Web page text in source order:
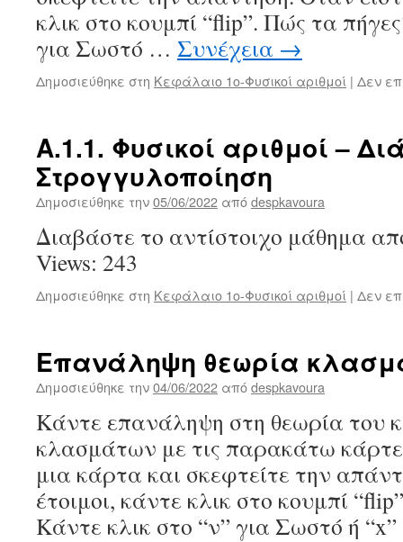
κλικ στο κουμπί “flip”. Πώς τα
για Σωστό … Συνέχεια →
Δημοσιεύθηκε στη Κεφάλαιο 1ο-Φυσικοί αριθμοί | Δεν
Α.1.1. Φυσικοί αριθμοί –
Στρογγυλοποίηση
Δημοσιεύθηκε την05/06/2022 απόdespkavoura
Διαβάστε το αντίστοιχο μάθημα
Views: 243
Δημοσιεύθηκε στη Κεφάλαιο 1ο-Φυσικοί αριθμοί | Δεν
Επανάληψη θεωρία
Δημοσιεύθηκε την04/06/2022 απόdespkavoura
Κάντε επανάληψη στη θεωρία του
κλασμάτων με τις παρακάτω
μια κάρτα και σκεφτείτε την
έτοιμοι, κάντε κλικ στο κουμπί
Κάντε κλικ στο “ν” για Σωστό ή